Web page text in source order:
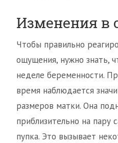
Изменения в
Чтобы правильно
ощущения, нужно знать,
неделе беременности.
время наблюдается
размеров матки. Она
приблизительно на пару
пупка. Это вызывает